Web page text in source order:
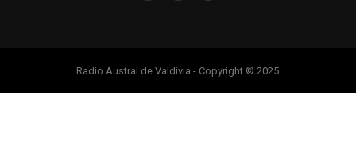
Radio Austral de Valdivia - Copyright © 2025